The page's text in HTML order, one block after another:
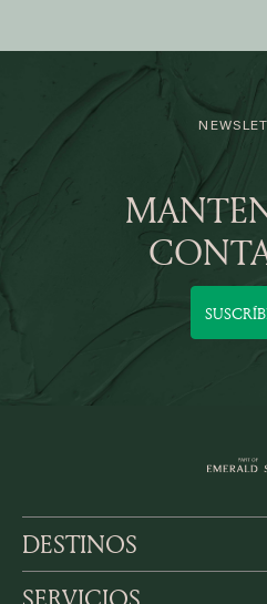
DESTINOS